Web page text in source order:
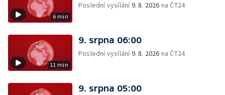
6 min
Poslední vysílání9. 8. 2026 na ČT24
11 min
9. srpna 06:00
Poslední vysílání9. 8. 2026 na ČT24
9. srpna 05:00